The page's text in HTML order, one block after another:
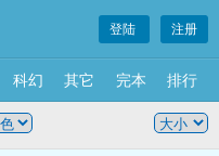
登陆 注册
科幻 其它 完本 排行